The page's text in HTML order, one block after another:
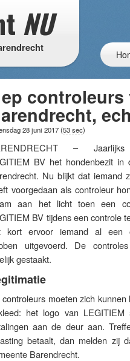
NU
28 juni 2017(53 sec)
– Jaarlijks
BV het hondenbezit in
Nu blijkt dat iemand
voorgedaan als controleur
aan het licht toen een
BV tijdens een controle
kort ervoor iemand al een
uitgevoerd. De
gestaakt.
controleurs moeten zich
het logo van
aan de deur aan.
betaalt, dan melden zij
Barendrecht.